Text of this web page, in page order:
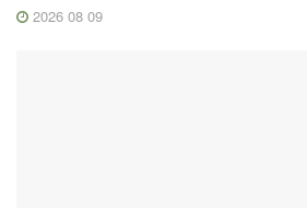
2026 08 09